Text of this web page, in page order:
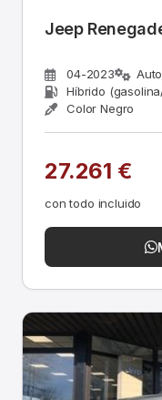
Jeep
04-2023
Híbrido
Color Negro
27.261 €
con todo incluido